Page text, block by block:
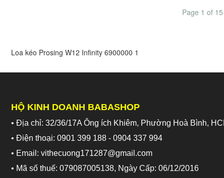
Page 1 of 15
Loa kéo Prosing W12 Infinity 6900000 1
HỘ KINH DOANH BABASHOP
• Địa chỉ: 32/36/17A Ông ích Khiêm, Phường Hoà Bình,
• Điện thoại: 0901 399 188 - 0904 337 994
• Email: vithecuong171287@gmail.com
• Mã số thuế: 079087005138, Ngày Cấp: 06/12/2016